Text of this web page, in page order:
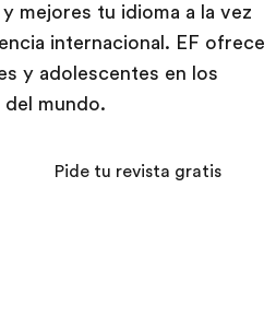
mejores tu idioma a la vez
internacional. EF ofrece
y adolescentes en los
mundo.
Pide tu revista gratis